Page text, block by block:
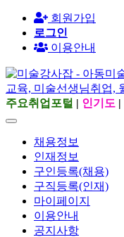
회원가입
로그인
이용안내
주요취업포털 | 인기도 |
채용정보
인재정보
구인등록(채용)
구직등록(인재)
마이페이지
이용안내
공지사항